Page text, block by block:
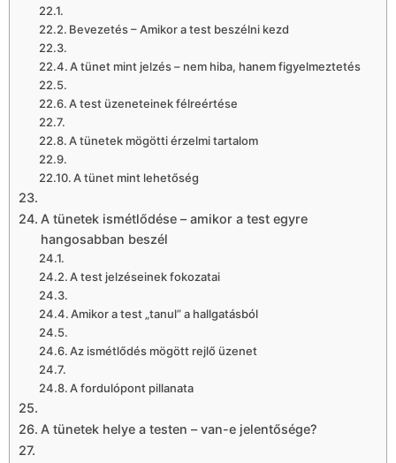
Bevezetés – Amikor a test beszélni kezd
A tünet mint jelzés – nem hiba, hanem figyelmeztetés
A test üzeneteinek félreértése
A tünetek mögötti érzelmi tartalom
A tünet mint lehetőség
A tünetek ismétlődése – amikor a test egyre
hangosabban beszél
A test jelzéseinek fokozatai
Amikor a test „tanul” a hallgatásból
Az ismétlődés mögött rejlő üzenet
A fordulópont pillanata
A tünetek helye a testen – van-e jelentősége?